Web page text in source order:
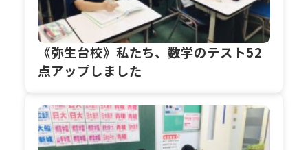
《弥生台校》私たち、数学のテスト52
点アップしました